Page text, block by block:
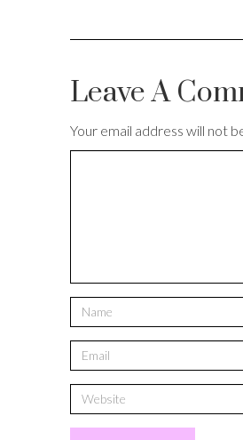
Leave A
Your email address will not